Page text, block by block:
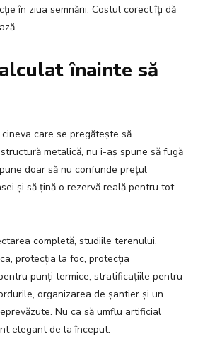
în ziua semnării. Costul corect îți dă
înainte să
care se pregătește să
metalică, nu i-aș spune să fugă
doar să nu confunde prețul
și să țină o rezervă reală pentru tot
completă, studiile terenului,
protecția la foc, protecția
punți termice, stratificațiile pentru
organizarea de șantier și un
Nu ca să umflu artificial
elegant de la început.